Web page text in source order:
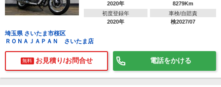
2020年
8279Km
初度登録年
2020年
車検/自賠責
検2027/07
埼玉県 さいたま市桜区
ＲＯＮＡＪＡＰＡＮ さいたま店
無料 お見積り/お問合せ 電話をかける